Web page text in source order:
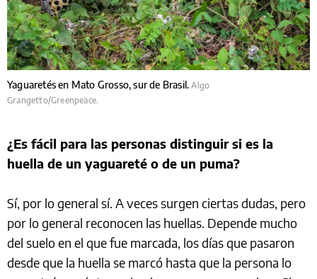
Yaguaretés en Mato Grosso, sur de Brasil.Algo
Grangetto/Greenpeace.
¿Es fácil para las personas distinguir si es la
huella de un yaguareté o de un puma?
Sí, por lo general sí. A veces surgen ciertas dudas, pero
por lo general reconocen las huellas. Depende mucho
del suelo en el que fue marcada, los días que pasaron
desde que la huella se marcó hasta que la persona lo